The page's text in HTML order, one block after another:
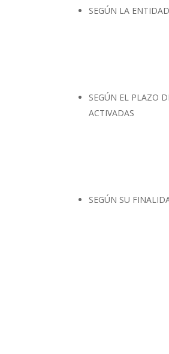
SEGÚN LA
SEGÚN EL PLAZO
ACTIVADAS
SEGÚN SU